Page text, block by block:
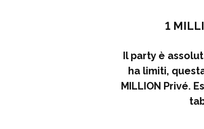
1
Il party è
ha limiti,
MILLION Privé.